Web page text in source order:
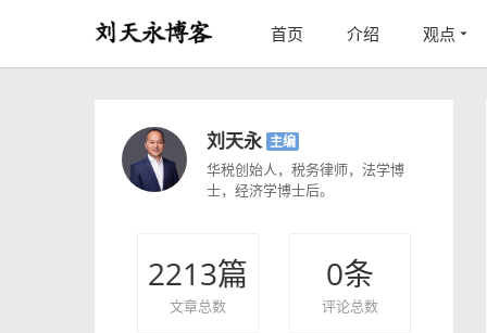
首页 介绍 观点
刘天永 主编
华税创始人，税务律师，法学博
士，经济学博士后。
2213篇
文章总数
0条
评论总数